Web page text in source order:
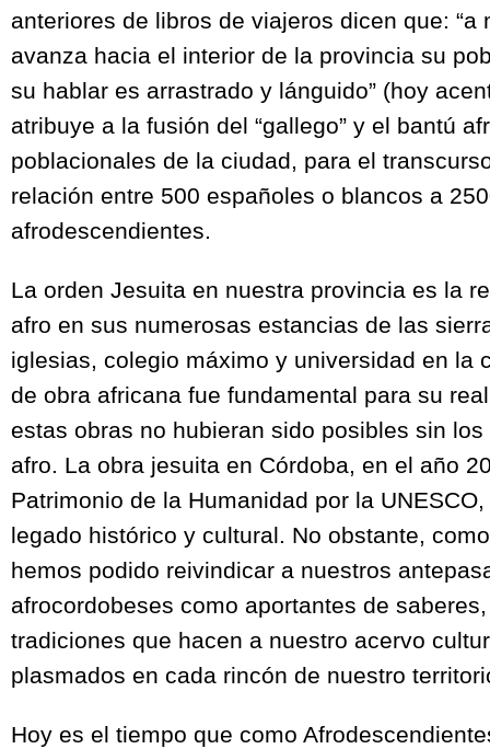
anteriores de libros de viajeros dicen que: “a
avanza hacia el interior de la provincia su
su hablar es arrastrado y lánguido” (hoy
atribuye a la fusión del “gallego” y el bantú
poblacionales de la ciudad, para el
relación entre 500 españoles o blancos a
afrodescendientes.
La orden Jesuita en nuestra provincia es la
afro en sus numerosas estancias de las
iglesias, colegio máximo y universidad en la
de obra africana fue fundamental para su
estas obras no hubieran sido posibles sin
afro. La obra jesuita en Córdoba, en el año
Patrimonio de la Humanidad por la
legado histórico y cultural. No obstante,
hemos podido reivindicar a nuestros
afrocordobeses como aportantes de
tradiciones que hacen a nuestro acervo
plasmados en cada rincón de nuestro
Hoy es el tiempo que como